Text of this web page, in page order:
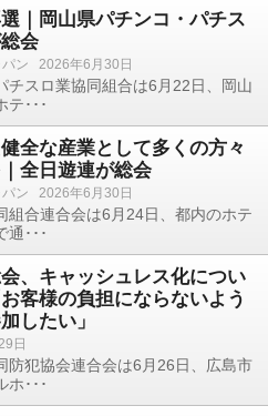
｜岡山県パチンコ・パチス
会
ン 2026年6月30日
チスロ業協同組合は6月22日、岡山
テ･･･
全な産業として多くの方々
全日遊連が総会
ン 2026年6月30日
組合連合会は6月24日、都内のホテ
通･･･
、キャッシュレス化につい
客様の負担にならないよう
したい」
日
防犯協会連合会は6月26日、広島市
ホ･･･